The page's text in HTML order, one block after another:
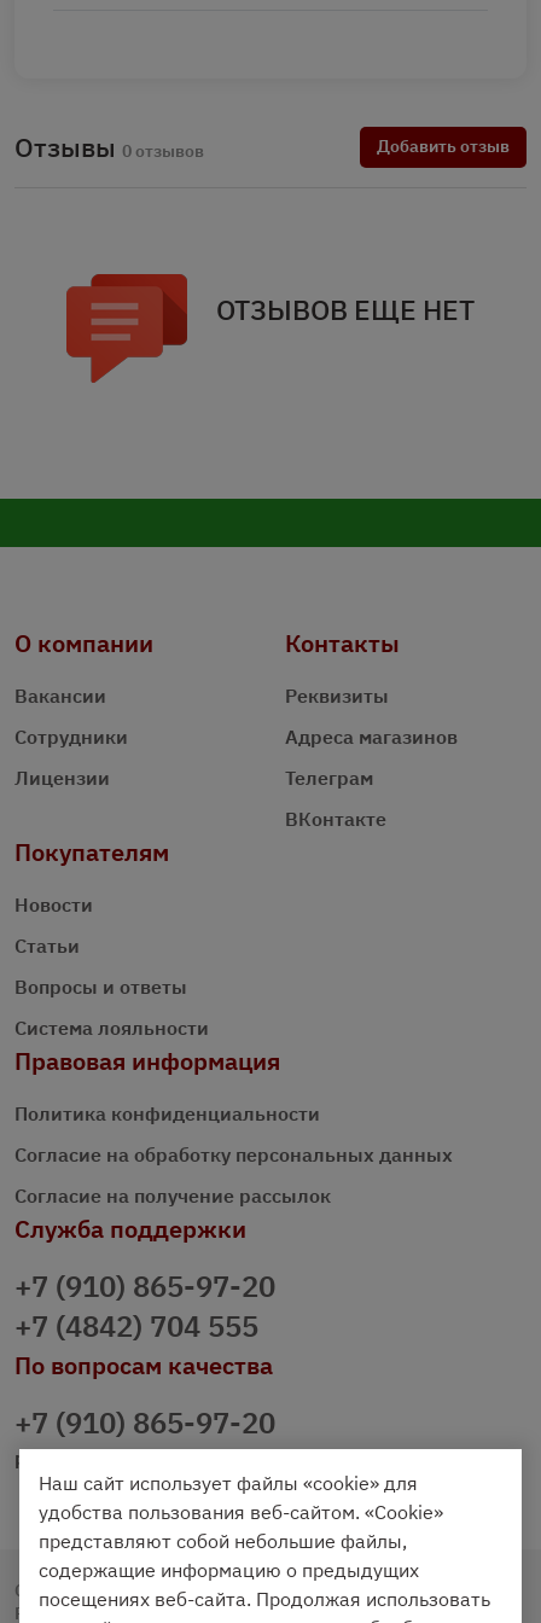
Отзывы 0 отзывов Добавить отзыв
ОТЗЫВОВ ЕЩЕ НЕТ
О компании
Вакансии
Сотрудники
Лицензии
Контакты
Реквизиты
Адреса магазинов
Телеграм
ВКонтакте
Покупателям
Новости
Статьи
Вопросы и ответы
Система лояльности
Правовая информация
Политика конфиденциальности
Согласие на обработку персональных данных
Согласие на получение рассылок
Служба поддержки
+7 (910) 865-97-20
+7 (4842) 704 555
По вопросам качества
+7 (910) 865-97-20
prazdnichniy40@palmi.ru
Copyright © 2020 - 2026. Праздничный Стол.
Разработка и продвижение - Vegas Studio
Наш сайт использует файлы «cookie» для
удобства пользования веб-сайтом. «Cookie»
представляют собой небольшие файлы,
содержащие информацию о предыдущих
посещениях веб-сайта. Продолжая использовать